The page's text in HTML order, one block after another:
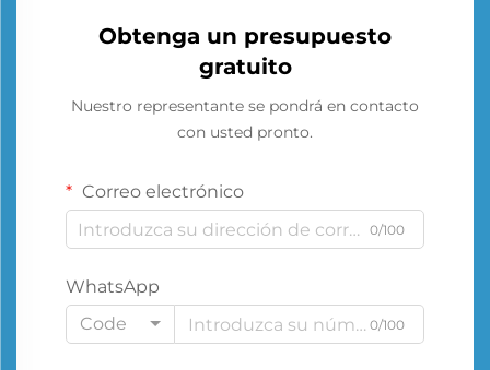
Obtenga un presupuesto
gratuito
Nuestro representante se pondrá en contacto
con usted pronto.
Correo electrónico
0/100
WhatsApp
Code
0/100